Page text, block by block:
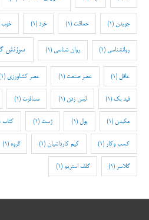
جویدن (1) حماقت (1) خرد (1) خوب
روانشناسی (1) روان شناسی (1) سرزنش
عاقل (1) عصر صنعت (1) عصر کشاورزی (1)
فید بک(1) لیس زدن (1) مسافرت (1)
مکیدن (1) پول (1) ژست (1) کتاب
کسب وکار (1) کیم کارداشیان (1) گروه (1)
گلاسر (1) گلف استریم (1)